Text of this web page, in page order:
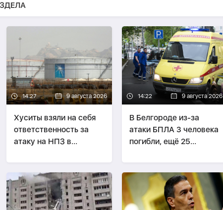
14:27 9 августа 2026
Хуситы взяли на себя
ответственность за
атаку на НПЗ в
14:22 9 августа 2026
В Белгороде из-за
атаки БПЛА 3 человека
погибли, ещё 25
-ОБНОВЛЕНО